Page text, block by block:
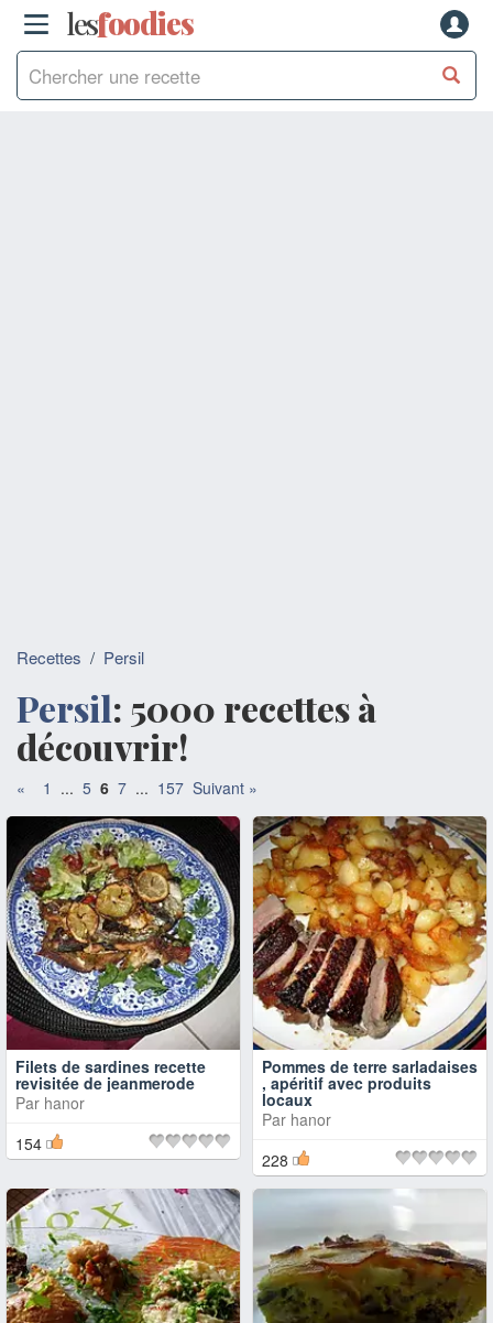
lesfoodies
Recettes / Persil
Persil: 5000 recettes à
découvrir!
« 1 ... 5 6 7 ... 157 Suivant »
Filets de sardines recette
revisitée de jeanmerode
Par hanor
154
Pommes de terre sarladaises
, apéritif avec produits
locaux
Par hanor
228